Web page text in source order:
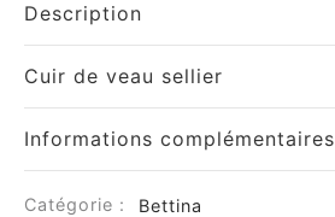
Description
Cuir de veau sellier
Informations complémentaires
Catégorie : Bettina